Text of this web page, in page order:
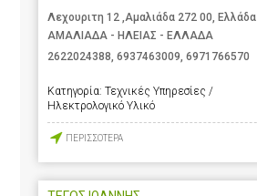
Λεχουριτη 12 ,Αμαλιάδα 272 00, Ελλάδα
ΑΜΑΛΙΑΔΑ - ΗΛΕΙΑΣ - ΕΛΛΑΔΑ
2622024388, 6937463009, 6971766570
Κατηγορία: Τεχνικές Υπηρεσίες /
Ηλεκτρολογικό Υλικό
ΠΕΡΙΣΣΟΤΕΡΑ